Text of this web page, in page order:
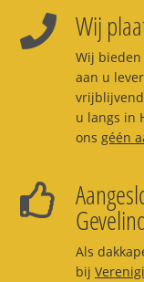
Wij
Wij bieden
aan u
u langs in
ons géén
Als
bij